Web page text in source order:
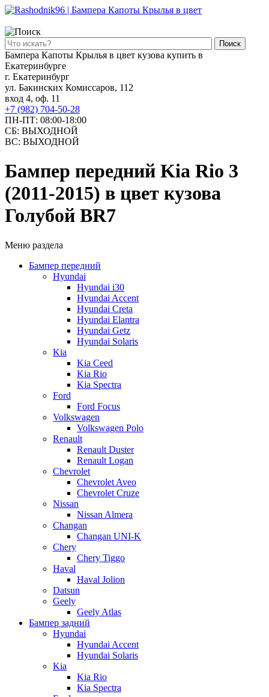
Поиск
Бампера Капоты Крылья в цвет кузова купить в
Екатеринбурге
г. Екатеринбург
ул. Бакинских Комиссаров, 112
вход 4, оф. 11
+7 (982) 704-50-28
ПН-ПТ: 08:00-18:00
СБ: ВЫХОДНОЙ
ВС: ВЫХОДНОЙ
Бампер передний Kia Rio 3
(2011-2015) в цвет кузова
Голубой ВR7
Меню раздела
Бампер передний
Hyundai
Hyundai i30
Hyundai Accent
Hyundai Creta
Hyundai Elantra
Hyundai Getz
Hyundai Solaris
Kia
Kia Ceed
Kia Rio
Kia Spectra
Ford
Ford Focus
Volkswagen
Volkswagen Polo
Renault
Renault Duster
Renault Logan
Chevrolet
Chevrolet Aveo
Chevrolet Cruze
Nissan
Nissan Almera
Changan
Changan UNI-K
Chery
Chery Tiggo
Haval
Haval Jolion
Datsun
Geely
Geely Atlas
Бампер задний
Hyundai
Hyundai Accent
Hyundai Solaris
Kia
Kia Rio
Kia Spectra